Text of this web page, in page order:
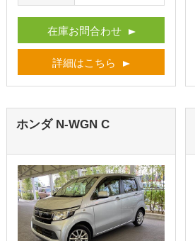
在庫お問合わせ
詳細はこちら
ホンダ N-WGN C